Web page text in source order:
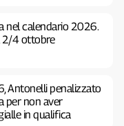
nel calendario 2026.
2/4 ottobre
Antonelli penalizzato
per non aver
in qualifica